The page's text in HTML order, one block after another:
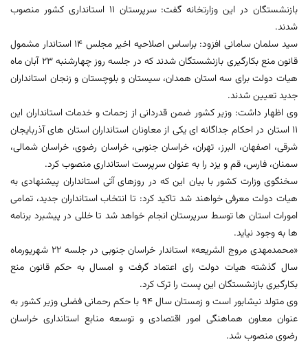
بازنشستگان در این وزارتخانه گفت: سرپرستان ١١ استانداری کشور منصوب
شدند.
سید سلمان سامانی افزود: براساس اصلاحیه اخیر مجلس 14 استاندار مشمول
قانون منع بکارگیری بازنشستگان شدند که در جلسه روز چهارشنبه 23 آبان ماه
هیات دولت برای سه استان همدان، سیستان و بلوچستان و زنجان استانداران
جدید تعیین شدند.
وی اظهار داشت: وزیر کشور ضمن قدردانی از زحمات و خدمات استانداران این
١١ استان در احکام جداگانه ای یکی از معاونان استانداران استان های آذربایجان
شرقی، اصفهان، البرز، تهران، خراسان جنوبی، خراسان رضوی، خراسان شمالی،
سمنان، فارس، قم و یزد را به عنوان سرپرست استانداری منصوب کرد.
سخنگوی وزارت کشور با بیان این که در روزهای آتی استانداران پیشنهادی به
هیات دولت معرفی خواهند شد تاکید کرد: تا انتخاب استانداران جدید، تمامی
امورات استان ها توسط سرپرستان انجام خواهد شد تا خللی در پیشبرد برنامه
ها به وجود نیاید.
«محمدمهدی مروج الشریعه» استاندار خراسان جنوبی در جلسه 22 شهریورماه
سال گذشته هیات دولت رای اعتماد گرفت و امسال به حکم قانون منع
بکارگیری بازنشستگان این پست را ترک کرد.
وی متولد نیشابور است و زمستان سال 94 با حکم رحمانی فضلی وزیر کشور به
عنوان معاون هماهنگی امور اقتصادی و توسعه منابع استانداری خراسان
رضوی منصوب شد.